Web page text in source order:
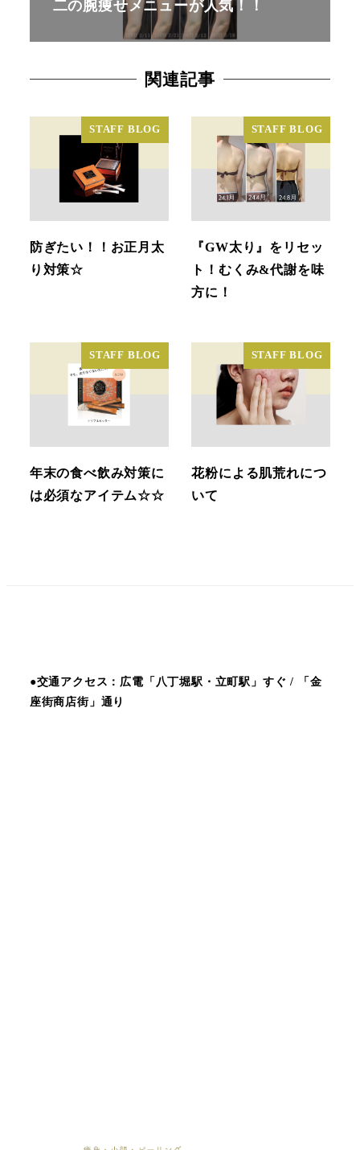
二の腕痩せメニューが人気！！
関連記事
STAFF BLOG
防ぎたい！！お正月太
り対策☆
STAFF BLOG
『GW太り』をリセッ
ト！むくみ&代謝を味
方に！
STAFF BLOG
年末の食べ飲み対策に
は必須なアイテム☆☆
STAFF BLOG
花粉による肌荒れにつ
いて
●交通アクセス：広電「八丁堀駅・立町駅」すぐ / 「金
座街商店街」通り